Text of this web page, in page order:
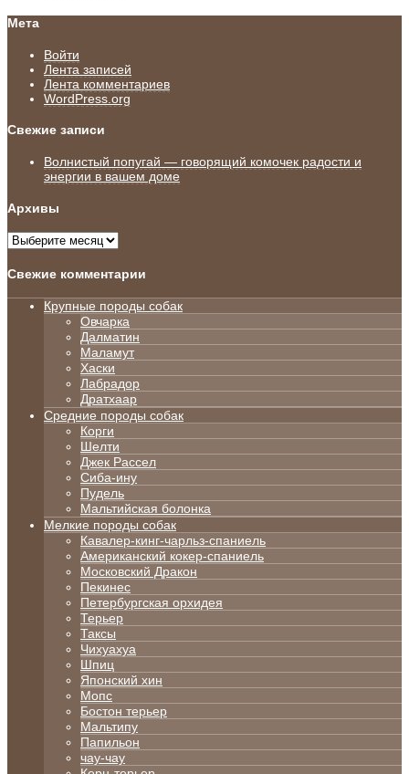
Мета
Войти
Лента записей
Лента комментариев
WordPress.org
Свежие записи
Волнистый попугай — говорящий комочек радости и
энергии в вашем доме
Архивы
Архивы
Свежие комментарии
Крупные породы собак
Овчарка
Далматин
Маламут
Хаски
Лабрадор
Дратхаар
Средние породы собак
Корги
Шелти
Джек Рассел
Сиба-ину
Пудель
Мальтийская болонка
Мелкие породы собак
Кавалер-кинг-чарльз-спаниель
Американский кокер-спаниель
Московский Дракон
Пекинес
Петербургская орхидея
Терьер
Таксы
Чихуахуа
Шпиц
Японский хин
Мопс
Бостон терьер
Мальтипу
Папильон
чау-чау